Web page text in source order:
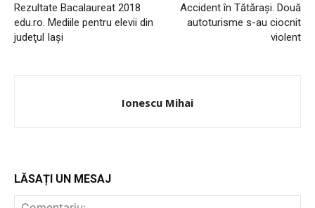
INFO IAȘI
PUBLICĂ GRATUIT ANUNȚUL TĂU!
Rezultate Bacalaureat 2018
edu.ro. Mediile pentru elevii din
judeţul Iași
Accident în Tătărași. Două
autoturisme s-au ciocnit
violent
Ionescu Mihai
LĂSAȚI UN MESAJ